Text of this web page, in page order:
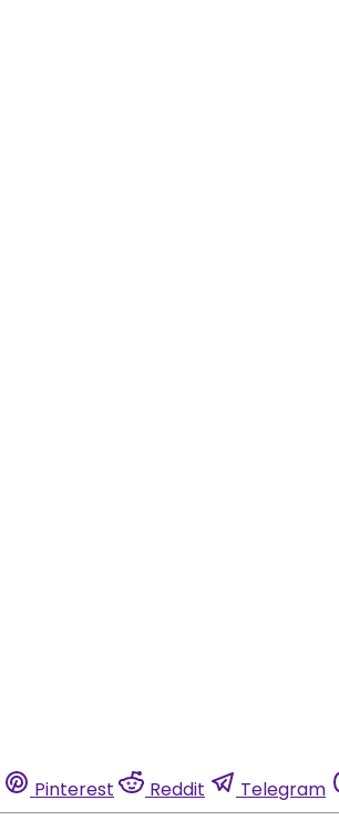
Pinterest Reddit Telegram